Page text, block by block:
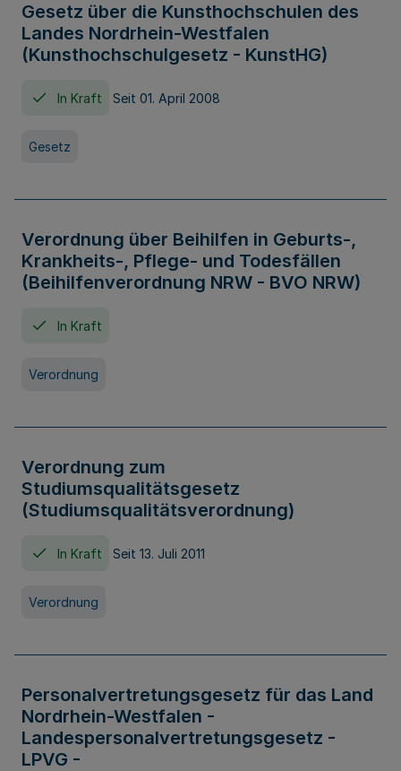
Gesetz über die Kunsthochschulen des
Landes Nordrhein-Westfalen
(Kunsthochschulgesetz - KunstHG)
In Kraft Seit 01. April 2008
Gesetz
Verordnung über Beihilfen in Geburts-,
Krankheits-, Pflege- und Todesfällen
(Beihilfenverordnung NRW - BVO NRW)
In Kraft
Verordnung
Verordnung zum
Studiumsqualitätsgesetz
(Studiumsqualitätsverordnung)
In Kraft Seit 13. Juli 2011
Verordnung
Personalvertretungsgesetz für das Land
Nordrhein-Westfalen -
Landespersonalvertretungsgesetz -
LPVG -